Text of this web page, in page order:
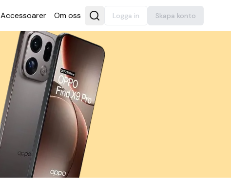
Acces­soarer Om oss Logga in Skapa konto